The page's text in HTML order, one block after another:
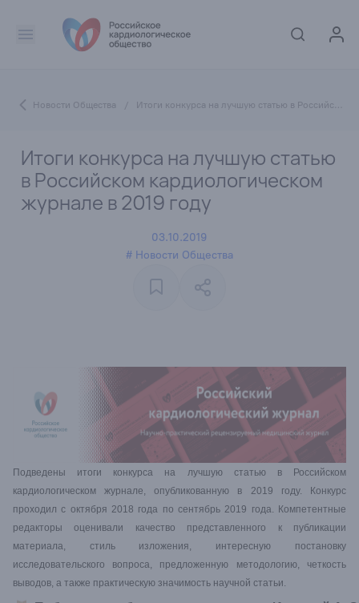
Новости Общества / Итоги конкурса на лучшую статью в Российском кардиологическом журнале в 2019 году
Итоги конкурса на лучшую статью
в Российском кардиологическом
журнале в 2019 году
03.10.2019
# Новости Общества
Подведены итоги конкурса на лучшую статью в Российском
кардиологическом журнале, опубликованную в 2019 году. Конкурс
проходил с октября 2018 года по сентябрь 2019 года. Компетентные
редакторы оценивали качество представленного к публикации
материала, стиль изложения, интересную постановку
исследовательского вопроса, предложенную методологию, четкость
выводов, а также практическую значимость научной статьи.